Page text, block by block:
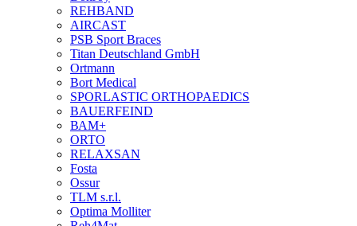
REHBAND
AIRCAST
PSB Sport Braces
Titan Deutschland GmbH
Ortmann
Bort Medical
SPORLASTIC ORTHOPAEDICS
BAUERFEIND
ВАМ+
ORTO
RELAXSAN
Fosta
Ossur
TLM s.r.l.
Optima Molliter